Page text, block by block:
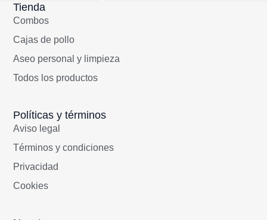
Tienda
Combos
Cajas de pollo
Aseo personal y limpieza
Todos los productos
Políticas y términos
Aviso legal
Términos y condiciones
Privacidad
Cookies